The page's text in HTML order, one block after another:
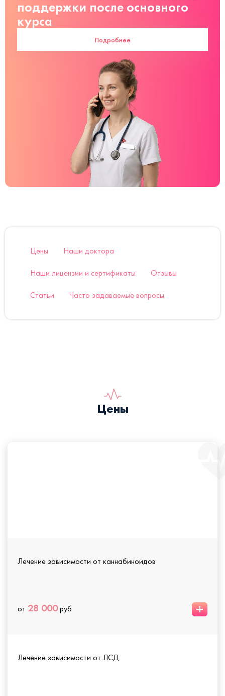
поддержки после основного
курса
Подробнее
Цены Наши доктора
Наши лицензии и сертификаты Отзывы
Статьи Часто задаваемые вопросы
Цены
Лечение зависимости от каннабиноидов
от 28 000руб +
Лечение зависимости от ЛСД